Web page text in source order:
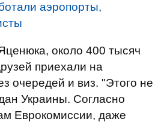
аэропорты,
около 400 тысяч
приехали на
очередей и виз. "Этого не
Украины. Согласно
Еврокомиссии, даже